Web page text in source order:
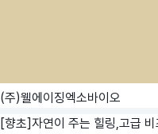
(주)웰에이징엑소바이오
[향초]자연이 주는 힐링,고급